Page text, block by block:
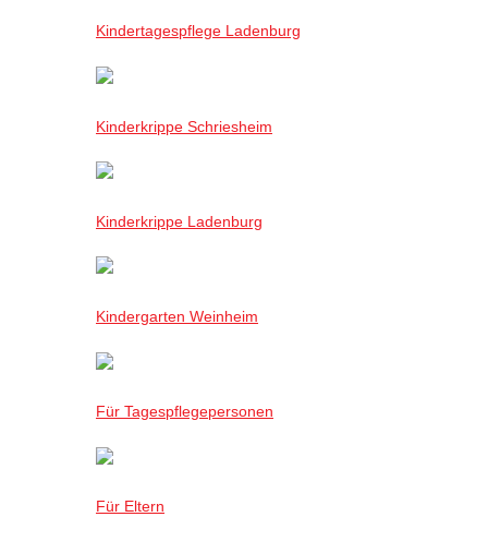
Kindertagespflege Ladenburg
Kinderkrippe Schriesheim
Kinderkrippe Ladenburg
Kindergarten Weinheim
Für Tagespflegepersonen
Für Eltern